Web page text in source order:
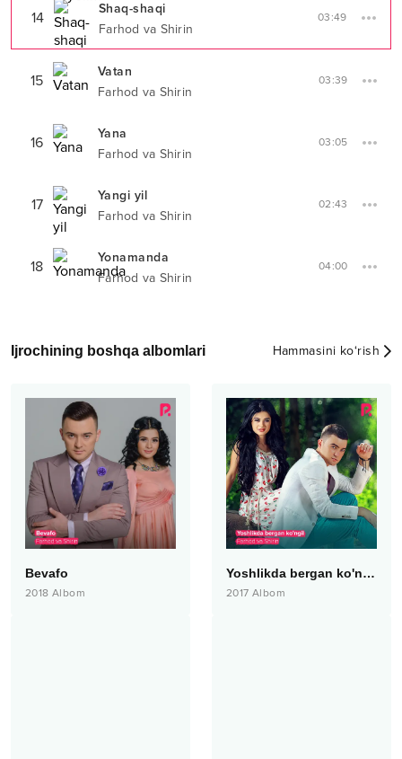
14
Shaq-shaqi
Farhod va Shirin
03:49
15
Vatan
Farhod va Shirin
03:39
16
Yana
Farhod va Shirin
03:05
17
Yangi yil
Farhod va Shirin
02:43
18
Yonamanda
Farhod va Shirin
04:00
Ijrochining boshqa albomlari Hammasini ko‘rish
Bevafo
2018 Albom
Yoshlikda bergan ko'ngil
2017 Albom